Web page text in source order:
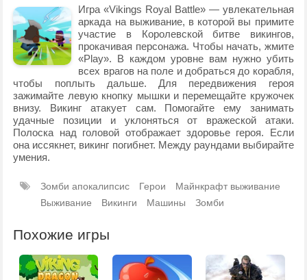
Игра «Vikings Royal Battle» — увлекательная
аркада на выживание, в которой вы примите
участие в Королевской битве викингов,
прокачивая персонажа. Чтобы начать, жмите
«Play». В каждом уровне вам нужно убить
всех врагов на поле и добраться до корабля,
чтобы поплыть дальше. Для передвижения героя
зажимайте левую кнопку мышки и перемещайте кружочек
внизу. Викинг атакует сам. Помогайте ему занимать
удачные позиции и уклоняться от вражеской атаки.
Полоска над головой отображает здоровье героя. Если
она иссякнет, викинг погибнет. Между раундами выбирайте
умения.
Зомби апокалипсис Герои
Майнкрафт выживание
Выживание
Викинги Машины Зомби
Похожие игры